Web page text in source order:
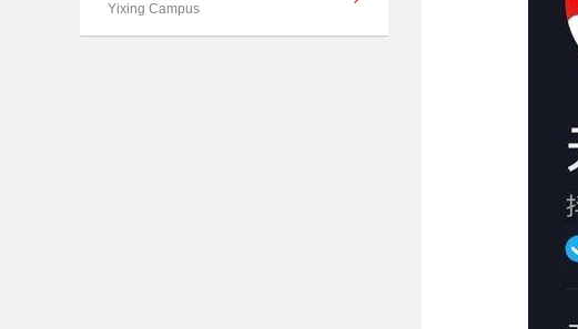
Yixing Campus